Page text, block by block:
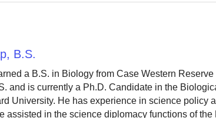
B.S.
a B.S. in Biology from Case Western
and is currently a Ph.D. Candidate in the
University. He has experience in science policy
assisted in the science diplomacy functions of